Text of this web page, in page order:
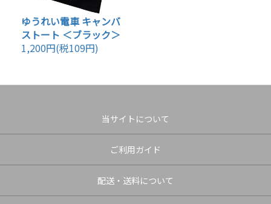
ゆうれい電車 キャンバ
ストート ＜ブラック＞
1,200円(税109円)
当サイトについて
ご利用ガイド
配送・送料について